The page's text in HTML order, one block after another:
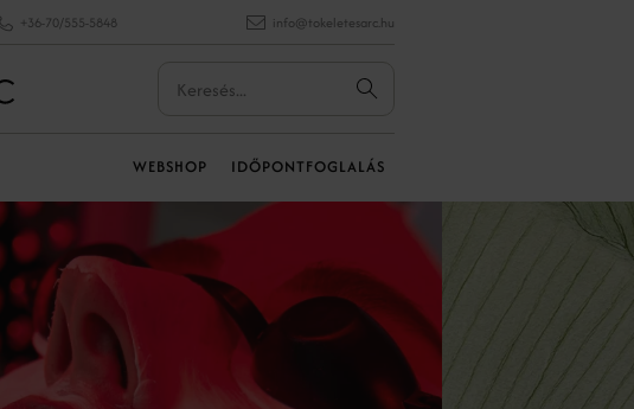
+36-70/555-5848 info@tokeletesarc.hu
WEBSHOP IDŐPONTFOGLALÁS